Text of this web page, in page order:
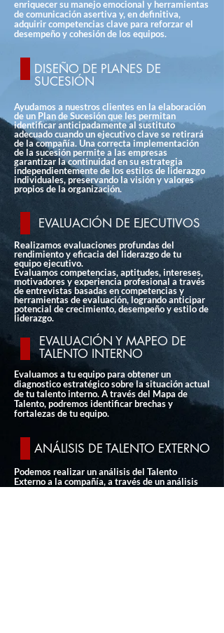
enriquecer su manejo emocional y herramientas
de comunicación asertiva y, en definitiva,
adquirir competencias clave para reforzar el
desempeño y cohesión de los equipos.
DISEÑO DE PLANES DE
SUCESIÓN
Ayudamos a nuestros clientes en la elaboración
de un Plan de Sucesión que les permitan
identificar anticipadamente al sustituto
adecuadocuando un ejecutivo clave se retirará
de la compañía. Una correcta implementación
de la sucesión permite a las empresas
garantizar la continuidad en su estrategia
independientemente de los estilos de liderazgo
individuales, preservando la visión y valores
propios de la organización.
EVALUACIÓN DE EJECUTIVOS
Realizamos evaluaciones profundas del
rendimiento y eficacia del liderazgo de tu
equipo ejecutivo.
Evaluamos competencias, aptitudes, intereses,
motivadores y experiencia profesional a través
de entrevistas basadas en competencias y
herramientas de evaluación, logrando anticipar
potencial de crecimiento, desempeño y estilo de
liderazgo.
EVALUACIÓN Y MAPEO DE
TALENTO INTERNO
Evaluamos a tu equipo para obtener un
diagnostico estratégico sobre la situación actual
de tu talento interno. A través del Mapa de
Talento, podremos identificar brechas y
fortalezas de tu equipo.
ANÁLISIS DE TALENTO EXTERNO
Podemos realizar un análisis del Talento
Externo a la compañía, a través de un análisis